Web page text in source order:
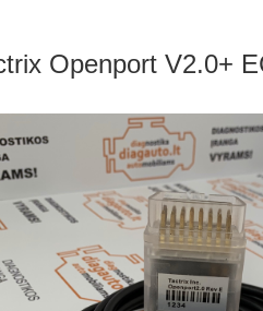
Openport V2.0+